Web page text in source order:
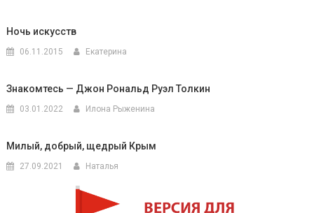
Ночь искусств
06.11.2015 Екатерина
Знакомтесь — Джон Рональд Руэл Толкин
03.01.2022 Илона Рыженина
Милый, добрый, щедрый Крым
27.09.2021 Наталья